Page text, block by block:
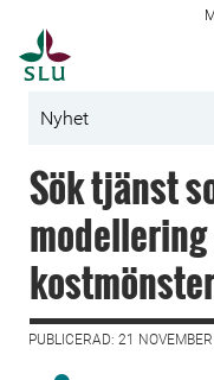
Nyhet
Sök tjänst
PUBLICERAD: 21